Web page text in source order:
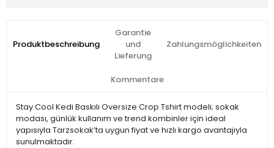
Produktbeschreibung
Garantie
und
Lieferung
Zahlungsmöglichkeiten
Kommentare
Stay Cool Kedi Baskılı Oversize Crop Tshirt modeli; sokak
modası, günlük kullanım ve trend kombinler için ideal
yapısıyla Tarzsokak’ta uygun fiyat ve hızlı kargo avantajıyla
sunulmaktadır.